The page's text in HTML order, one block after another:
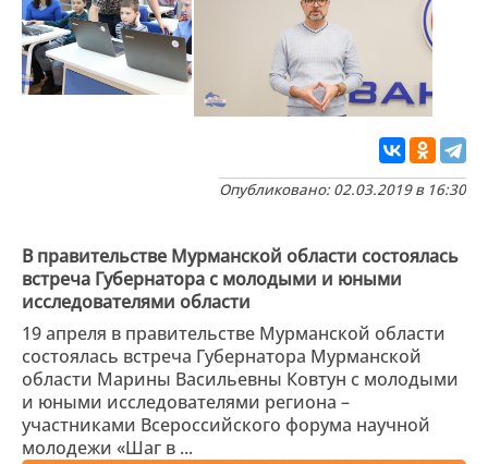
Опубликовано: 02.03.2019 в 16:30
В правительстве Мурманской области состоялась
встреча Губернатора с молодыми и юными
исследователями области
19 апреля в правительстве Мурманской области
состоялась встреча Губернатора Мурманской
области Марины Васильевны Ковтун с молодыми
и юными исследователями региона –
участниками Всероссийского форума научной
молодежи «Шаг в ...